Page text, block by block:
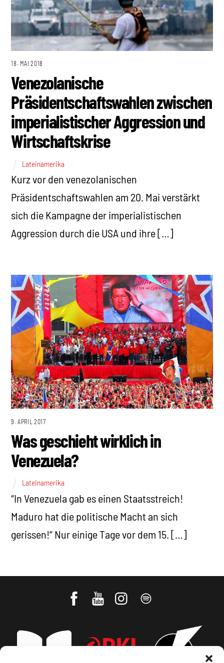
18. MAI 2018
Venezolanische
Präsidentschaftswahlen zwischen
imperialistischer Aggression und
Wirtschaftskrise
Lateinamerika
Kurz vor den venezolanischen
Präsidentschaftswahlen am 20. Mai verstärkt
sich die Kampagne der imperialistischen
Aggression durch die USA und ihre […]
9. APRIL 2017
Was geschieht wirklich in
Venezuela?
Lateinamerika
“In Venezuela gab es einen Staatsstreich!
Maduro hat die politische Macht an sich
gerissen!“ Nur einige Tage vor dem 15. […]